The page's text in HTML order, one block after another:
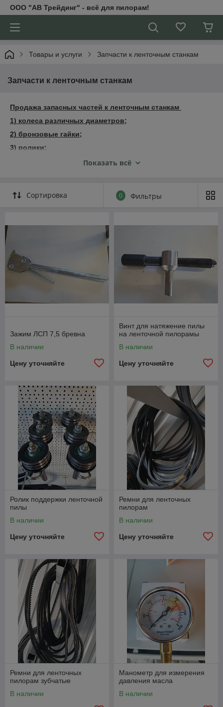
ООО "АВ Трейдинг" - всё для пилорам!
Товары и услуги Запчасти к ленточным станкам
Запчасти к ленточным станкам
Продажа запасных частей к ленточным станкам
1) колеса различных диаметров;
2) бронзовые гайки;
3) ролики;
Запчасти для любых пилорам в широком ассортименте.
Показать всё
Сортировка 0 Фильтры
Зажим ЛСП 7,5 бревна
В наличии
Цену уточняйте
Винт для натяжение пилы
на ленточной пилорамы
В наличии
Цену уточняйте
Ролик поддержки ленточной
пилы
В наличии
Цену уточняйте
Ремни для ленточных
пилорам
В наличии
Цену уточняйте
Ремни для ленточных
пилорам зубчатые
В наличии
Манометр для измерения
давления масла
В наличии